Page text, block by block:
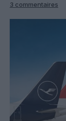
3 commentaires